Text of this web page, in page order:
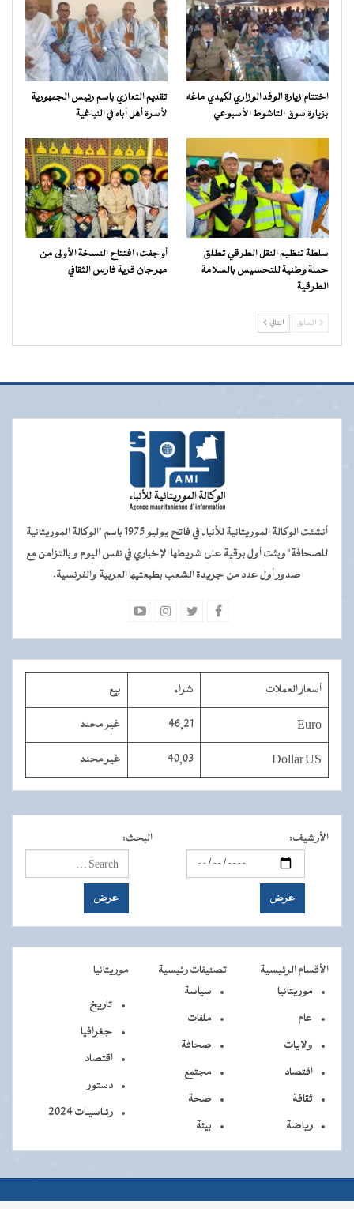
اختتام زيارة الوفد الوزاري لكيدي ماغه
بزيارة سوق التاشوط الأسبوعي
تقديم التعازي باسم رئيس الجمهورية
لأسرة أهل أباه في النباغية
سلطة تنظيم النقل الطرقي تطلق
حملة وطنية للتحسيس بالسلامة
الطرقية
أوجفت: افتتاح النسخة الأولى من
مهرجان قرية فارس الثقافي
السابق التالي
أنشئت الوكالة الموريتانية للأنباء في فاتح يوليو 1975 باسم "الوكالة الموريتانية
للصحافة" وبثت أول برقية على شريطها الإخباري في نفس اليوم و بالتزامن مع
صدور أول عدد من جريدة الشعب بطبعتيها العربية والفرنسية.
أسعار العملات شراء بيع
Euro
46,21 غير محدد
Dollar US
40,03 غير محدد
الأرشيف: البحث:
الأقسام الرئيسية تصنيفات رئيسية
موريتانيا
موريتانيا
عام
ولايات
اقتصاد
ثقافة
رياضة
سياسة
ملفات
صحافة
مجتمع
صحة
بيئة
تاريخ
جغرافيا
اقتصاد
دستور
رئـاسيـات 2024